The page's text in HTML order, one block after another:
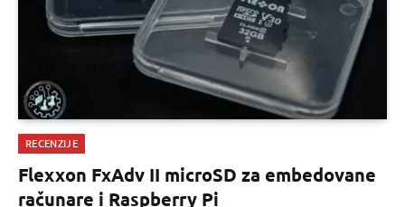
RECENZIJE
Flexxon FxAdv II microSD za embedovane
računare i Raspberry Pi